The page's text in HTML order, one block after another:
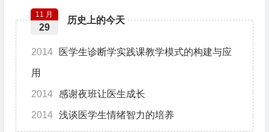
历史上的今天
11 月
29
2014 医学生诊断学实践课教学模式的构建与应
用
2014 感谢夜班让医生成长
2014 浅谈医学生情绪智力的培养